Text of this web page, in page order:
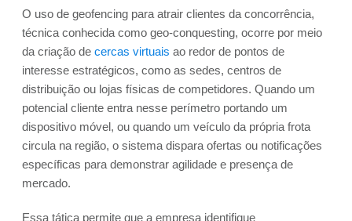
O uso de geofencing para atrair clientes da concorrência,
técnica conhecida como geo-conquesting, ocorre por meio
da criação de cercas virtuais ao redor de pontos de
interesse estratégicos, como as sedes, centros de
distribuição ou lojas físicas de competidores. Quando um
potencial cliente entra nesse perímetro portando um
dispositivo móvel, ou quando um veículo da própria frota
circula na região, o sistema dispara ofertas ou notificações
específicas para demonstrar agilidade e presença de
mercado.
Essa tática permite que a empresa identifique